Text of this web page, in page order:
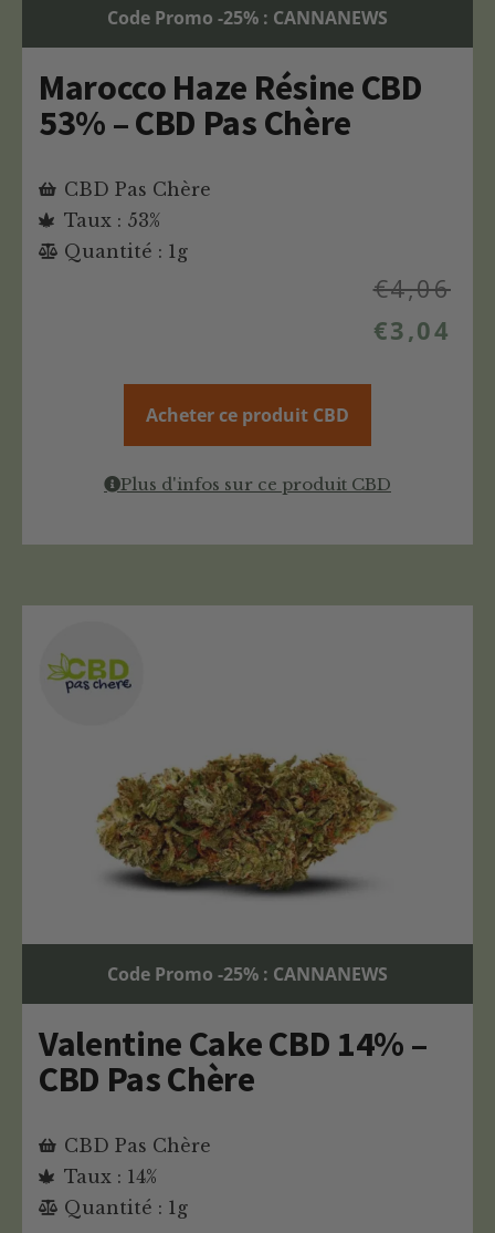
Code Promo -25% : CANNANEWS
Marocco Haze Résine CBD
53% – CBD Pas Chère
CBD Pas Chère
Taux : 53%
Quantité : 1g
€4,06
€3,04
Acheter ce produit CBD
Plus d'infos sur ce produit CBD
Code Promo -25% : CANNANEWS
Valentine Cake CBD 14% –
CBD Pas Chère
CBD Pas Chère
Taux : 14%
Quantité : 1g